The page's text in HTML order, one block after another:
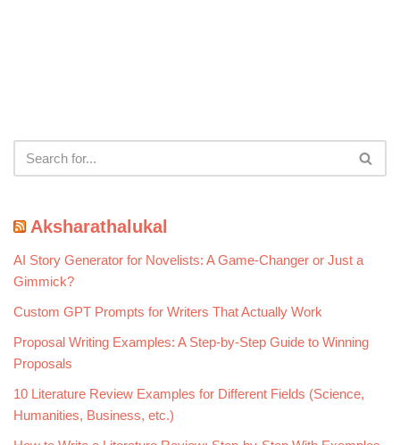
Aksharathalukal
AI Story Generator for Novelists: A Game-Changer or Just a
Gimmick?
Custom GPT Prompts for Writers That Actually Work
Proposal Writing Examples: A Step-by-Step Guide to Winning
Proposals
10 Literature Review Examples for Different Fields (Science,
Humanities, Business, etc.)